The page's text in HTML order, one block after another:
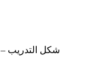
شكل التدريب –